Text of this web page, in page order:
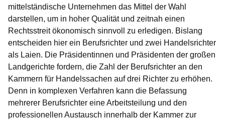
mittelständische Unternehmen das Mittel der Wahl
darstellen, um in hoher Qualität und zeitnah einen
Rechtsstreit ökonomisch sinnvoll zu erledigen. Bislang
entscheiden hier ein Berufsrichter und zwei Handelsrichter
als Laien. Die Präsidentinnen und Präsidenten der großen
Landgerichte fordern, die Zahl der Berufsrichter an den
Kammern für Handelssachen auf drei Richter zu erhöhen.
Denn in komplexen Verfahren kann die Befassung
mehrerer Berufsrichter eine Arbeitsteilung und den
professionellen Austausch innerhalb der Kammer zur